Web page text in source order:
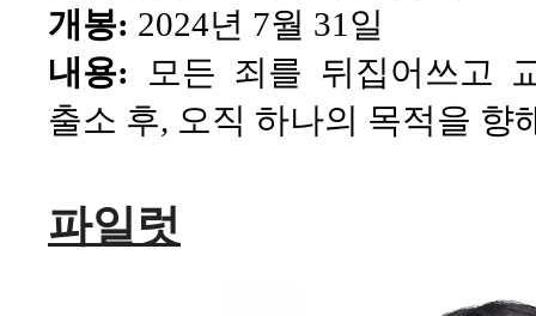
개봉: 2024년 7월 31일
내용:
모든 죄를 뒤집어쓰고
출소 후, 오직 하나의 목적을 향
파일럿